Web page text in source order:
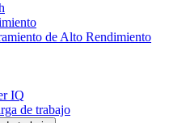
de Alto Rendimiento
IQ
de trabajo